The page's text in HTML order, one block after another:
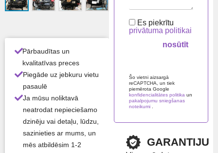
Pārbaudītas un
kvalitatīvas preces
Piegāde uz jebkuru vietu
pasaulē
Ja mūsu noliktavā
neatrodat nepieciešamo
dzinēju vai detaļu, lūdzu,
sazinieties ar mums, un
mēs atbildēsim 1-2
Atlikums:Ir noliktavā
Preču zīme:Perkins
Es piekrītu
privātuma politikai
Šo vietni aizsargā
reCAPTCHA, un tiek
piemērota Google
konfidencialitātes politika un
pakalpojumu sniegšanas
noteikumi
GARANTIJU